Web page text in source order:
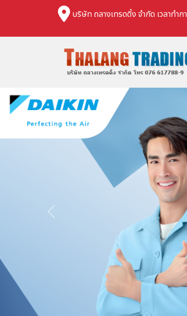
บริษัท ถลางเทรดดิ้ง จำกัด เวลาทำ
Previous